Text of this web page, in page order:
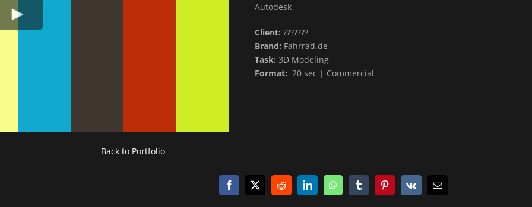
Autodesk
Client: ???????
Brand: Fahrrad.de
Task: 3D Modeling
Format: 20 sec | Commercial
Back to Portfolio
Facebook
X RedditLinkedInWhatsAppTumblrPinterest
Vk
E-
Mail